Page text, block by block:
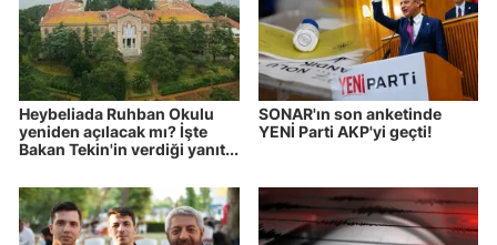
Heybeliada Ruhban Okulu
yeniden açılacak mı? İşte
Bakan Tekin'in verdiği yanıt...
SONAR'ın son anketinde
YENİ Parti AKP'yi geçti!